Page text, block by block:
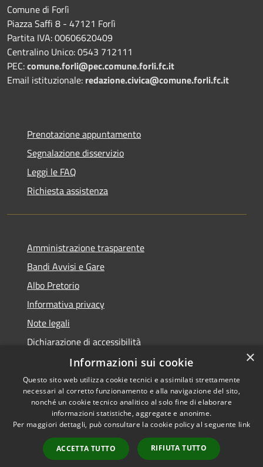
Comune di Forlì
Piazza Saffi 8 - 47121 Forlì
Partita IVA: 00606620409
Centralino Unico: 0543 712111
PEC:comune.forli@pec.comune.forli.fc.it
Email istituzionale: redazione.civica@comune.forli.fc.it
Prenotazione appuntamento
Segnalazione disservizio
Leggi le FAQ
Richiesta assistenza
Amministrazione trasparente
Bandi Avvisi e Gare
Albo Pretorio
Informativa privacy
Note legali
Dichiarazione di accessibilità
Accessibilità
Privacy
Mappa del sito
Copyright © 2026 • Comune di
Forlì • Powered by
Municipium•Accesso
redazione
×
Informazioni sui cookie
Questo sito web utilizza cookie tecnici e assimilati strettamente
necessari al corretto funzionamento e alla navigazione del sito,
nonché un cookie tecnico analitico al solo fine di elaborare
informazioni statistiche, aggregate e anonime.
Per maggiori dettagli, può consultare la cookie policy al seguente link
ACCETTA TUTTO RIFIUTA TUTTO